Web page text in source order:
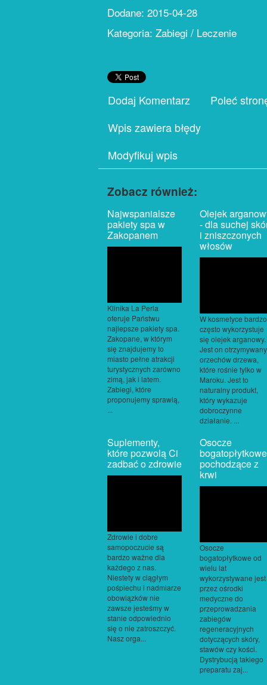
Dodane: 2015-04-28
Kategoria: Zabiegi / Leczenie
Dodaj Komentarz
Poleć
Wpis zawiera błędy
Modyfikuj wpis
Zobacz również:
Najwspanialsze
pakiety spa w
Zakopanem
Klinika La Perla
oferuje Państwu
najlepsze pakiety spa.
Zakopane, w którym
się znajdujemy to
miasto pełne atrakcji
turystycznych zarówno
zimą, jak i latem.
Zabiegi, które
proponujemy sprawią,
...
Olejek
- dla suchej
i zniszczonych
włosów
W kosmetyce bardzo
często wykorzystuje
się olejek arganowy.
Jest on
orzechów drzewa,
które rośnie tylko w
Maroku. Jest to
naturalny produkt,
który wykazuje
dobroczynne
działanie. ...
Suplementy,
które pozwolą Ci
zadbać o zdrowie
Zdrowie i dobre
samopoczucie są
bardzo ważne dla
każdego z nas.
Niestety w ciągłym
pośpiechu i nadmiarze
obowiązków nie
zawsze jesteśmy w
stanie odpowiednio
się o nie zatroszczyć.
Nasz orga...
Osocze
bogatopłytkowe
pochodzące z
krwi
Osocze
bogatopłytkowe od
wielu lat
wykorzystywane jest
przez ośrodki
medyczne do
przeprowadzania
zabiegów
regeneracyjnych
dotyczących skóry,
stawów czy kości.
Dystrybucją takiego
preparatu zaj...